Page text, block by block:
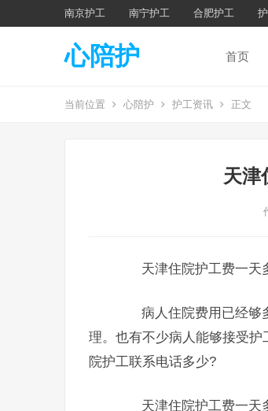
南京护工 南宁护工 合肥护工
心陪护 首页
当前位置 心陪护 护工资讯 正文
天津
天津住院护工费一天
病人住院费用已经够多
理。也有不少病人能够接受
院护工联系电话多少?
天津住院护工费一天多